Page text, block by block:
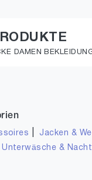
DAMEN
Jacken &
Unterwäsche &